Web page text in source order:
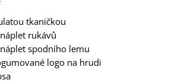
tkaničkou
rukávů
spodního lemu
logo na hrudi